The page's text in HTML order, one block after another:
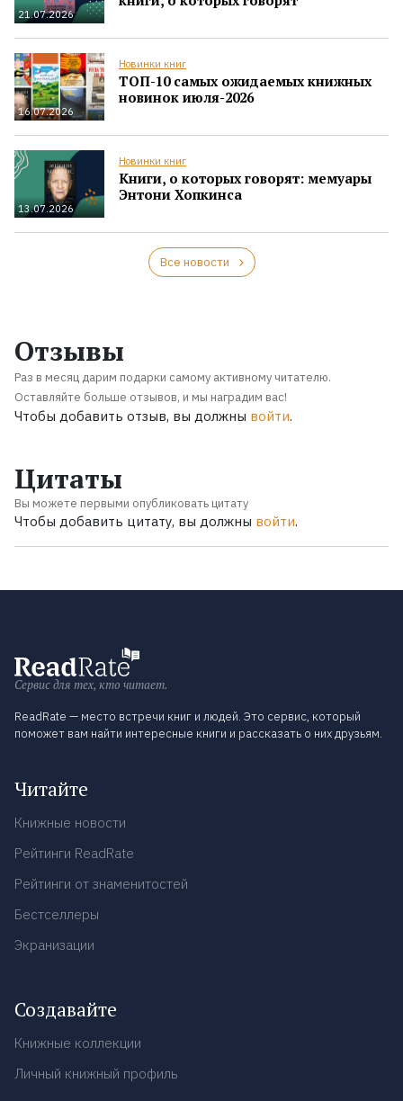
21.07.2026
16.07.2026
Новинки книг
ТОП-10 самых ожидаемых книжных
новинок июля-2026
13.07.2026
Новинки книг
Книги, о которых говорят: мемуары
Энтони Хопкинса
Все новости
Отзывы
Раз в месяц дарим подарки самому активному читателю.
Оставляйте больше отзывов, и мы наградим вас!
Чтобы добавить отзыв, вы должны войти.
Цитаты
Вы можете первыми опубликовать цитату
Чтобы добавить цитату, вы должны войти.
Сервис для тех, кто читает.
ReadRate — место встречи книг и людей. Это сервис, который
поможет вам найти интересные книги и рассказать о них друзьям.
Читайте
Книжные новости
Рейтинги ReadRate
Рейтинги от знаменитостей
Бестселлеры
Экранизации
Создавайте
Книжные коллекции
Личный книжный профиль